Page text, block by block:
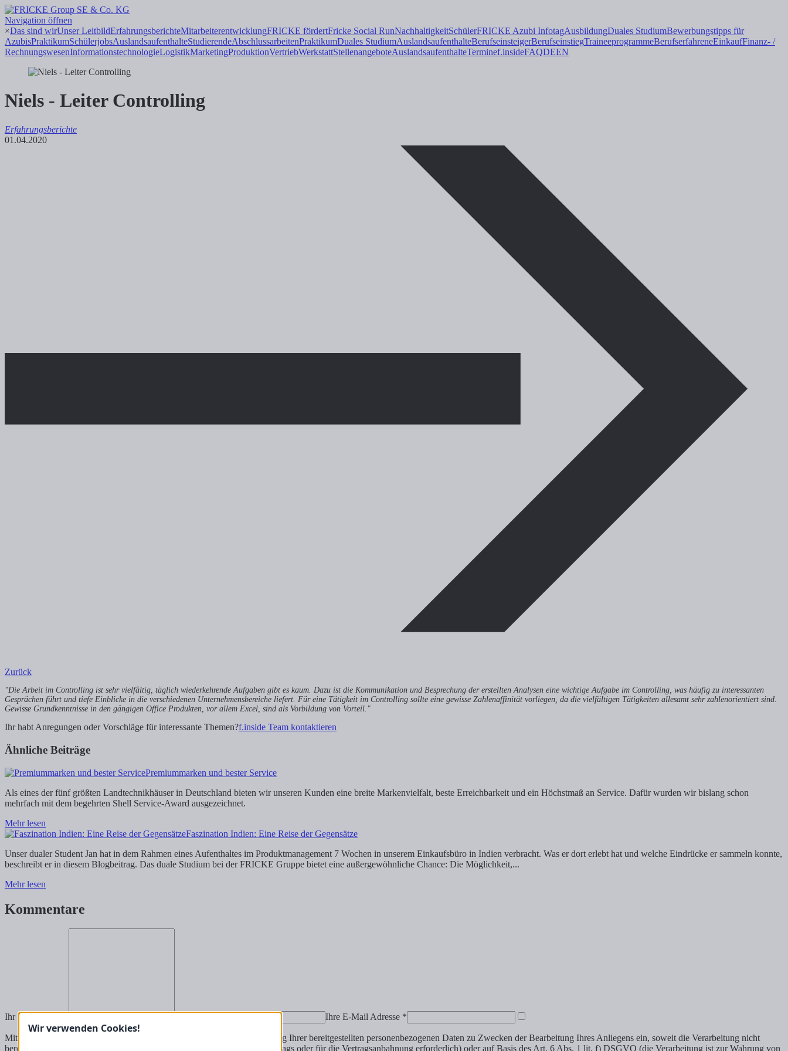
Navigation öffnen
×Das sind wirUnser LeitbildErfahrungsberichteMitarbeiterentwicklungFRICKE fördertFricke Social RunNachhaltigkeitSchülerFRICKE Azubi InfotagAusbildungDuales StudiumBewerbungstipps für
AzubisPraktikumSchülerjobsAuslandsaufenthalteStudierendeAbschlussarbeitenPraktikumDuales StudiumAuslandsaufenthalteBerufseinsteigerBerufseinstiegTraineeprogrammeBerufserfahreneEinkaufFinanz- /
RechnungswesenInformationstechnologieLogistikMarketingProduktionVertriebWerkstattStellenangeboteAuslandsaufenthalteTerminef.insideFAQDEEN
Niels - Leiter Controlling
Erfahrungsberichte
01.04.2020
Zurück
"Die Arbeit im Controlling ist sehr vielfältig, täglich wiederkehrende Aufgaben gibt es kaum. Dazu ist die Kommunikation und Besprechung der erstellten Analysen eine wichtige Aufgabe im Controlling, was häufig zu interessanten
Gesprächen führt und tiefe Einblicke in die verschiedenen Unternehmensbereiche liefert. Für eine Tätigkeit im Controlling sollte eine gewisse Zahlenaffinität vorliegen, da die vielfältigen Tätigkeiten allesamt sehr zahlenorientiert sind.
Gewisse Grundkenntnisse in den gängigen Office Produkten, vor allem Excel, sind als Vorbildung von Vorteil."
Ihr habt Anregungen oder Vorschläge für interessante Themen?f.inside Team kontaktieren
Ähnliche Beiträge
Premiummarken und bester Service
Als eines der fünf größten Landtechnikhäuser in Deutschland bieten wir unseren Kunden eine breite Markenvielfalt, beste Erreichbarkeit und ein Höchstmaß an Service. Dafür wurden wir bislang schon
mehrfach mit dem begehrten Shell Service-Award ausgezeichnet.
Mehr lesen
Faszination Indien: Eine Reise der Gegensätze
Unser dualer Student Jan hat in dem Rahmen eines Aufenthaltes im Produktmanagement 7 Wochen in unserem Einkaufsbüro in Indien verbracht. Was er dort erlebt hat und welche Eindrücke er sammeln konnte,
beschreibt er in diesem Blogbeitrag. Das duale Studium bei der FRICKE Gruppe bietet eine außergewöhnliche Chance: Die Möglichkeit,...
Mehr lesen
Kommentare
Ihr Kommentar * Ihre E-Mail Adresse *
Mit der Nutzung unseres Kontaktformulars willigen Sie in eine Verarbeitung Ihrer bereitgestellten personenbezogenen Daten zu Zwecken der Bearbeitung Ihres Anliegens ein, soweit die Verarbeitung nicht
bereits auf Basis des Art. 6 Abs. 1 lit. b) DSGVO (für Erfüllung eines Vertrags oder für die Vertragsanbahnung erforderlich) oder auf Basis des Art. 6 Abs. 1 lit. f) DSGVO (die Verarbeitung ist zur Wahrung von
Wir verwenden Cookies!